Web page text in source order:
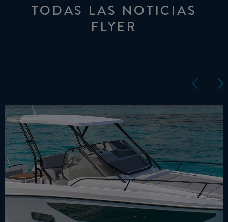
TODAS LAS NOTICIAS
FLYER